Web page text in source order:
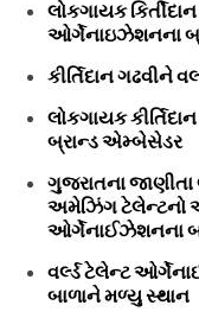
લોકગાયક
ઓર્ગેનાઇઝેશનના
કીર્તિદાન ગઢવીને
લોકગાયક
બ્રાન્ડ એમ્બેસેડર
ગુજરાતના જાણીતા
અમેઝિંગ ટેલેન્ટનો
ઓર્ગેનાઈઝેશનના
વર્લ્ડ ટેલેન્ટ
બાળાને મળ્યુ સ્થાન